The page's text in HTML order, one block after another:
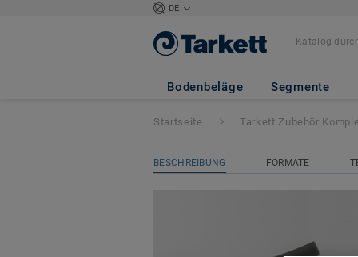
DE
Bodenbeläge Segmente
Schweißschnur
0535
Startseite Tarkett Zubehör
BESCHREIBUNG FORMATE